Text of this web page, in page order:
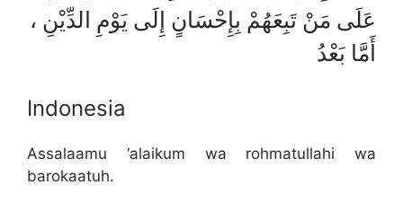
عَلَى مَنْ تَبِعَهُمْ بِإِحْسَانٍ إِلَى يَوْمِ الدِّيْنِ ،
أَمَّا بَعْدُ
Indonesia
Assalaamu ‘alaikum wa rohmatullahi wa
barokaatuh.